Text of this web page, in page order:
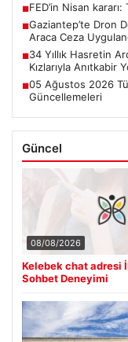
■FED’in Nisan
■Gaziantep’te Dron
Araca Ceza
■34 Yıllık Hasretin
Kızlarıyla Anıtkabir
■05 Ağustos 2026
Güncellemeleri
Güncel
08/08/2026
Kelebek chat adresi
Sohbet Deneyimi